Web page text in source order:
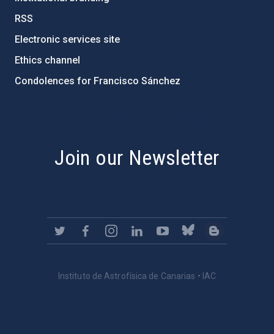
RSS
Electronic services site
Ethics channel
Condolences for Francisco Sánchez
Join our Newsletter
Instituto de Astrofísica de Canarias • IAC